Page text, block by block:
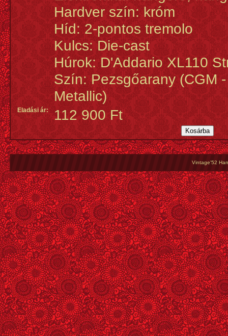
Hardver szín: króm
Híd: 2-pontos tremolo
Kulcs: Die-cast
Húrok: D'Addario XL110
Szín: Pezsgőarany (CGM
Metallic)
Eladási ár: 112 900 Ft
Vintage'52